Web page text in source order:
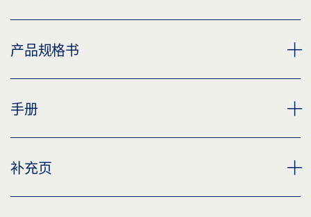
TS 550 NV
标签义务: © GEZE GmbH
产品规格书
TS 500 NV 闭门器本体 产品规格书 ZH
手册
TS 500 NV, TS 500 N-EN 3
补充页